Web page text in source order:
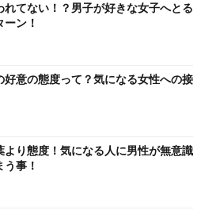
れてない！？男子が好きな女子へとる
ン！
好意の態度って？気になる女性への接
より態度！気になる人に男性が無意識
事！